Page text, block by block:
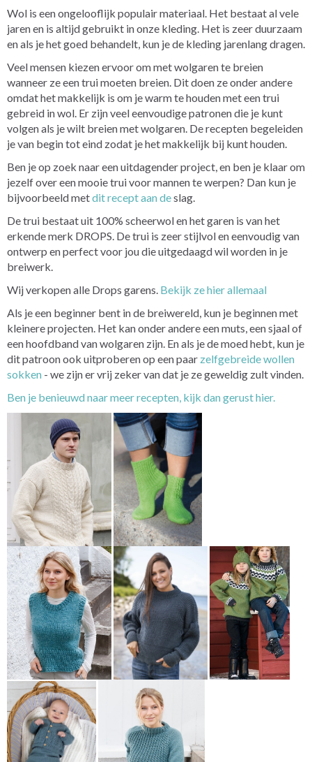
Wol is een ongelooflijk populair materiaal. Het bestaat al vele
jaren en is altijd gebruikt in onze kleding. Het is zeer duurzaam
en als je het goed behandelt, kun je de kleding jarenlang dragen.
Veel mensen kiezen ervoor om met wolgaren te breien
wanneer ze een trui moeten breien. Dit doen ze onder andere
omdat het makkelijk is om je warm te houden met een trui
gebreid in wol. Er zijn veel eenvoudige patronen die je kunt
volgen als je wilt breien met wolgaren. De recepten begeleiden
je van begin tot eind zodat je het makkelijk bij kunt houden.
Ben je op zoek naar een uitdagender project, en ben je klaar om
jezelf over een mooie trui voor mannen te werpen? Dan kun je
bijvoorbeeld metdit recept aan deslag.
De trui bestaat uit 100% scheerwol en het garen is van het
erkende merk DROPS. De trui is zeer stijlvol en eenvoudig van
ontwerp en perfect voor jou die uitgedaagd wil worden in je
breiwerk.
Wij verkopen alle Drops garens. Bekijk ze hier allemaal
Als je een beginner bent in de breiwereld, kun je beginnen met
kleinere projecten. Het kan onder andere een muts, een sjaal of
een hoofdband van wolgaren zijn. En als je de moed hebt, kun je
dit patroon ook uitproberen op een paar zelfgebreide wollen
sokken - we zijn er vrij zeker van dat je ze geweldig zult vinden.
Ben je benieuwd naar meer recepten, kijk dan gerust hier.